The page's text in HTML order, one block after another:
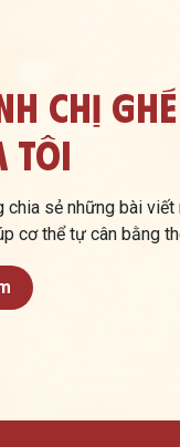
Chị
Tôi
sẻ những bài
cơ thể tự cân bằng